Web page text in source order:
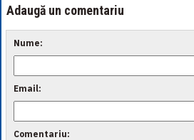
Adaugă un comentariu
Nume:
Email:
Comentariu: